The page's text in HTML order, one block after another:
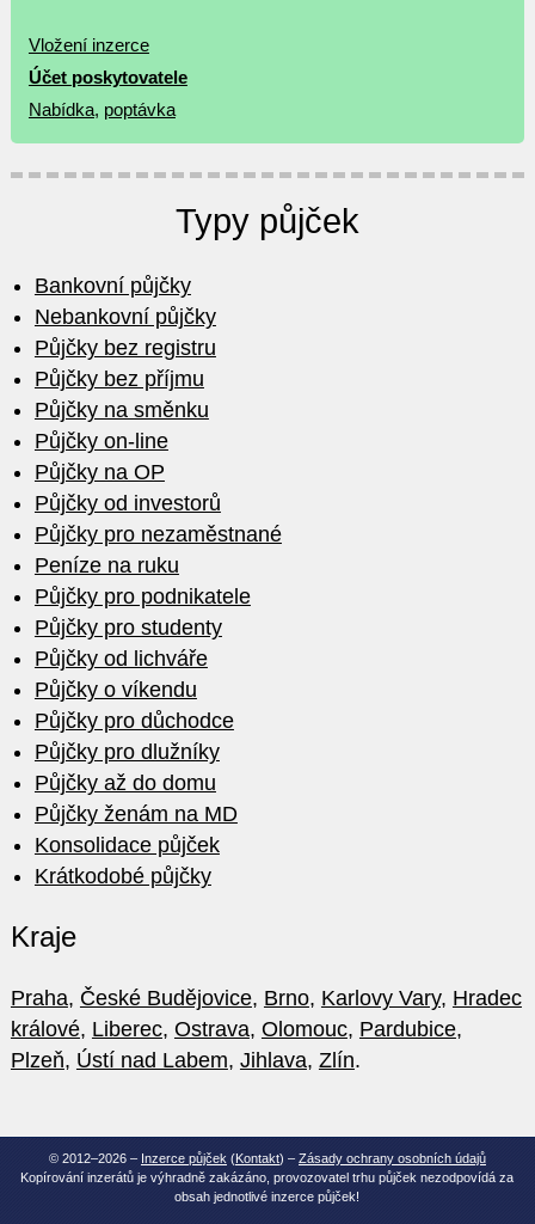
Vložení inzerce
Účet poskytovatele
Nabídka, poptávka
Typy půjček
Bankovní půjčky
Nebankovní půjčky
Půjčky bez registru
Půjčky bez příjmu
Půjčky na směnku
Půjčky on-line
Půjčky na OP
Půjčky od investorů
Půjčky pro nezaměstnané
Peníze na ruku
Půjčky pro podnikatele
Půjčky pro studenty
Půjčky od lichváře
Půjčky o víkendu
Půjčky pro důchodce
Půjčky pro dlužníky
Půjčky až do domu
Půjčky ženám na MD
Konsolidace půjček
Krátkodobé půjčky
Kraje
Praha, České Budějovice, Brno, Karlovy Vary, Hradec
králové, Liberec, Ostrava, Olomouc, Pardubice,
Plzeň, Ústí nad Labem, Jihlava, Zlín.
© 2012–2026 – Inzerce půjček (Kontakt) – Zásady ochrany osobních údajů
Kopírování inzerátů je výhradně zakázáno, provozovatel trhu půjček nezodpovídá za
obsah jednotlivé inzerce půjček!